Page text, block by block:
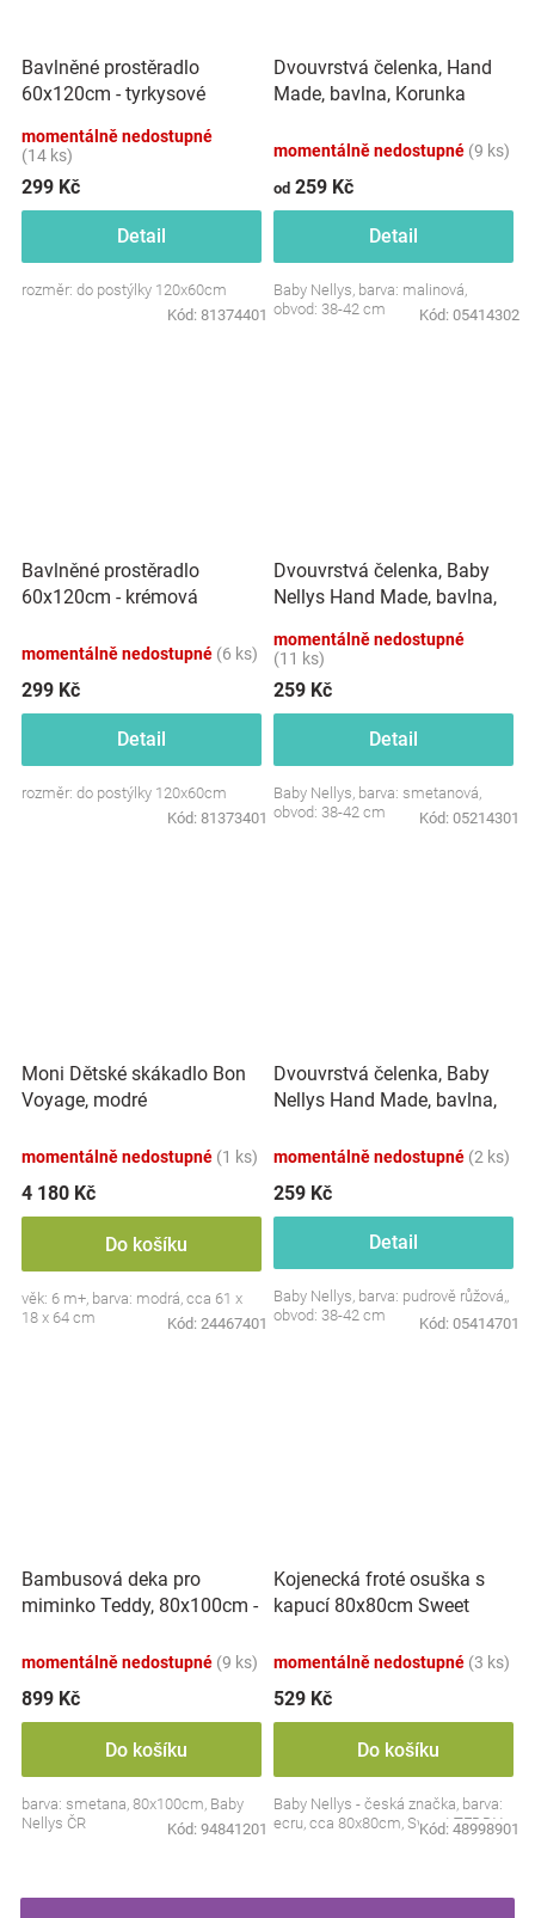
Bavlněné prostěradlo
60x120cm - tyrkysové
momentálně nedostupné
(14 ks)
299 Kč
Detail
rozměr: do postýlky 120x60cm
Kód: 81374401
Dvouvrstvá čelenka, Hand
Made, bavlna, Korunka
momentálně nedostupné (9 ks)
od 259 Kč
Detail
Baby Nellys, barva: malinová,
obvod: 38-42 cm
Kód: 05414302
Bavlněné prostěradlo
60x120cm - krémová
momentálně nedostupné (6 ks)
299 Kč
Detail
rozměr: do postýlky 120x60cm
Kód: 81373401
Dvouvrstvá čelenka, Baby
Nellys Hand Made, bavlna,
80/98
momentálně nedostupné
(11 ks)
259 Kč
Detail
Baby Nellys, barva: smetanová,
obvod: 38-42 cm
Kód: 05214301
Moni Dětské skákadlo Bon
Voyage, modré
momentálně nedostupné (1 ks)
4 180 Kč
Do košíku
věk: 6 m+, barva: modrá, cca 61 x
18 x 64 cm
Kód: 24467401
Dvouvrstvá čelenka, Baby
Nellys Hand Made, bavlna,
růžová, 80/98
momentálně nedostupné (2 ks)
259 Kč
Detail
Baby Nellys, barva: pudrově růžová,,
obvod: 38-42 cm
Kód: 05414701
Bambusová deka pro
miminko Teddy, 80x100cm -
momentálně nedostupné (9 ks)
899 Kč
Do košíku
barva: smetana, 80x100cm, Baby
Nellys ČR
Kód: 94841201
Kojenecká froté osuška s
kapucí 80x80cm Sweet
momentálně nedostupné (3 ks)
529 Kč
Do košíku
Baby Nellys - česká značka, barva:
ecru, cca 80x80cm, Sweet TEDDY
Kód: 48998901